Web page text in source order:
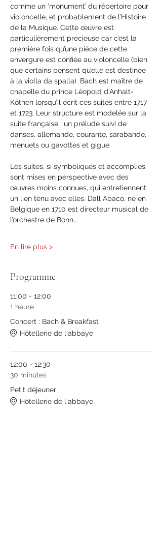
comme un ‘monument’ du répertoire pour
violoncelle, et probablement de l’Histoire
de la Musique. Cette œuvre est
particulièrement précieuse car c’est la
première fois qu’une pièce de cette
envergure est confiée au violoncelle (bien
que certains pensent qu’elle est destinée
à la violla da spalla). Bach est maître de
chapelle du prince Léopold d’Anhalt-
Köthen lorsqu’il écrit ces suites entre 1717
et 1723. Leur structure est modelée sur la
suite française : un prélude suivi de
danses, allemande, courante, sarabande,
menuets ou gavottes et gigue.
Les suites, si symboliques et accomplies,
sont mises en perspective avec des
œuvres moins connues, qui entretiennent
un lien ténu avec elles. Dall Abaco, né en
Belgique en 1710 est directeur musical de
l’orchestre de Bonn…
En lire plus >
Programme
11:00 - 12:00
1 heure
Concert : Bach & Breakfast
Hôtellerie de l'abbaye
12:00 - 12:30
30 minutes
Petit déjeuner
Hôtellerie de l'abbaye